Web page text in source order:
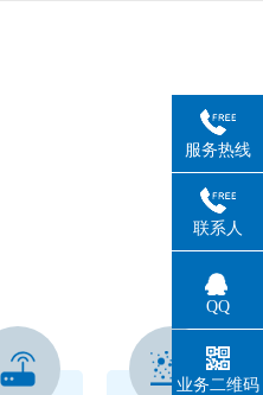
服务热线
联系人
QQ
业务二维码